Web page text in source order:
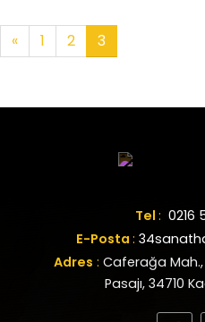
« 1 2 3
Tel : 0216
E-Posta :
Adres : Caferağa
Pasajı, 34710